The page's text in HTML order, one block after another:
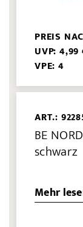
PREIS
UVP: 4,99
VPE: 4
ART.:
BE
schwarz
Mehr